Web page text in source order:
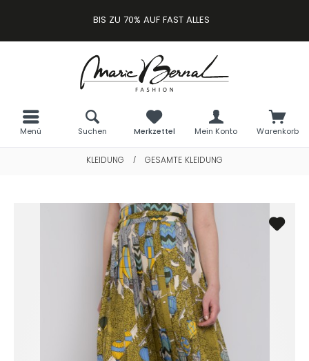
BIS ZU 70% AUF FAST ALLES
Menü Warenkorb
Merkzettel Mein Konto
Suchen
KLEIDUNG / GESAMTE KLEIDUNG